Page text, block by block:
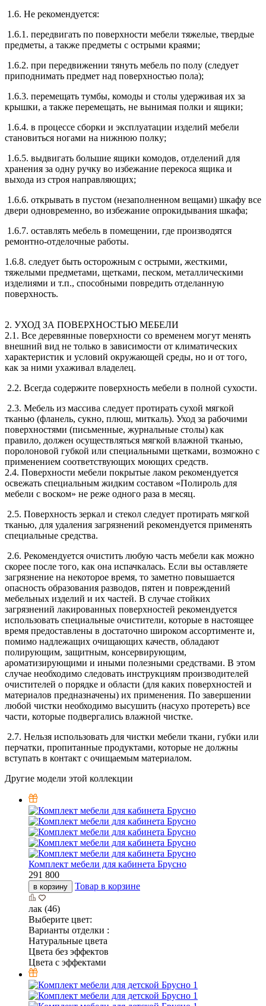
1.6. Не рекомендуется:
1.6.1. передвигать по поверхности мебели тяжелые, твердые
предметы, а также предметы с острыми краями;
1.6.2. при передвижении тянуть мебель по полу (следует
приподнимать предмет над поверхностью пола);
1.6.3. перемещать тумбы, комоды и столы удерживая их за
крышки, а также перемещать, не вынимая полки и ящики;
1.6.4. в процессе сборки и эксплуатации изделий мебели
становиться ногами на нижнюю полку;
1.6.5. выдвигать большие ящики комодов, отделений для
хранения за одну ручку во избежание перекоса ящика и
выхода из строя направляющих;
1.6.6. открывать в пустом (незаполненном вещами) шкафу все
двери одновременно, во избежание опрокидывания шкафа;
1.6.7. оставлять мебель в помещении, где производятся
ремонтно-отделочные работы.
1.6.8. следует быть осторожным с острыми, жесткими,
тяжелыми предметами, щетками, песком, металлическими
изделиями и т.п., способными повредить отделанную
поверхность.
2. УХОД ЗА ПОВЕРХНОСТЬЮ МЕБЕЛИ
2.1. Все деревянные поверхности со временем могут менять
внешний вид не только в зависимости от климатических
характеристик и условий окружающей среды, но и от того,
как за ними ухаживал владелец.
2.2. Всегда содержите поверхность мебели в полной сухости.
2.3. Мебель из массива следует протирать сухой мягкой
тканью (фланель, сукно, плюш, миткаль). Уход за рабочими
поверхностями (письменные, журнальные столы) как
правило, должен осуществляться мягкой влажной тканью,
поролоновой губкой или специальными щетками, возможно с
применением соответствующих моющих средств.
2.4. Поверхности мебели покрытые лаком рекомендуется
освежать специальным жидким составом «Полироль для
мебели с воском» не реже одного раза в месяц.
2.5. Поверхность зеркал и стекол следует протирать мягкой
тканью, для удаления загрязнений рекомендуется применять
специальные средства.
2.6. Рекомендуется очистить любую часть мебели как можно
скорее после того, как она испачкалась. Если вы оставляете
загрязнение на некоторое время, то заметно повышается
опасность образования разводов, пятен и повреждений
мебельных изделий и их частей. В случае стойких
загрязнений лакированных поверхностей рекомендуется
использовать специальные очистители, которые в настоящее
время предоставлены в достаточно широком ассортименте и,
помимо надлежащих очищающих качеств, обладают
полирующим, защитным, консервирующим,
ароматизирующими и иными полезными средствами. В этом
случае необходимо следовать инструкциям производителей
очистителей о порядке и области (для каких поверхностей и
материалов предназначены) их применения. По завершении
любой чистки необходимо высушить (насухо протереть) все
части, которые подвергались влажной чистке.
2.7. Нельзя использовать для чистки мебели ткани, губки или
перчатки, пропитанные продуктами, которые не должны
вступать в контакт с очищаемым материалом.
Другие модели этой коллекции
Комплект мебели для кабинета Брусно
291 800
в корзину Товар в корзине
лак (46)
Выберите цвет:
Варианты отделки :
Натуральные цвета
Цвета без эффектов
Цвета с эффектами